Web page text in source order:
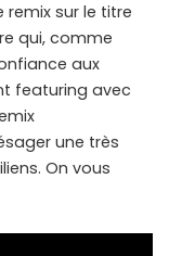
sur le titre
qui, comme
aux
featuring avec
une très
On vous